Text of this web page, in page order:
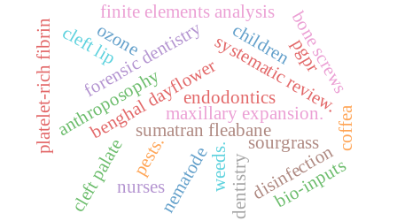
benghal dayflower
sourgrass
sumatran fleabane
weeds.
anthroposophy
dentistry
forensic dentistrysystematic review.
bone screws
cleft lip
cleft palate
finite elements analysis
maxillary expansion.
ozone
platelet-rich fibrin coffea
nematode
pests. disinfection
endodontics
nurses
children
bio-inputs
pgpr